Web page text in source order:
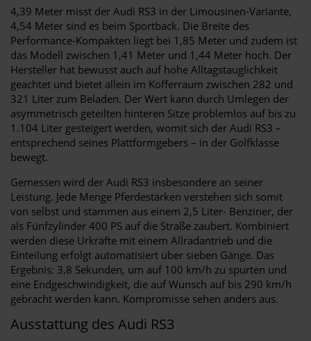
4,39 Meter misst der Audi RS3 in der Limousinen-Variante,
4,54 Meter sind es beim Sportback. Die Breite des
Performance-Kompakten liegt bei 1,85 Meter und zudem ist
das Modell zwischen 1,41 Meter und 1,44 Meter hoch. Der
Hersteller hat bewusst auch auf hohe Alltagstauglichkeit
geachtet und bietet allein im Kofferraum zwischen 282 und
321 Liter zum Beladen. Der Wert kann durch Umlegen der
asymmetrisch geteilten hinteren Sitze problemlos auf bis zu
1.104 Liter gesteigert werden, womit sich der Audi RS3 –
entsprechend seines Plattformgebers – in der Golfklasse
bewegt.
Gemessen wird der Audi RS3 insbesondere an seiner
Leistung. Jede Menge Pferdestärken verstehen sich somit
von selbst und stammen aus einem 2,5 Liter- Benziner, der
als Fünfzylinder 400 PS auf die Straße zaubert. Kombiniert
werden diese Urkräfte mit einem Allradantrieb und die
Einteilung erfolgt automatisiert über sieben Gänge. Das
Ergebnis: 3,8 Sekunden, um auf 100 km/h zu spurten und
eine Endgeschwindigkeit, die auf Wunsch auf bis 290 km/h
gebracht werden kann. Kompromisse sehen anders aus.
Ausstattung des Audi RS3